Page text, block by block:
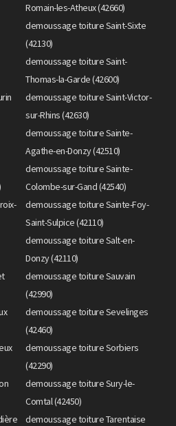
Romain-les-Atheux (42660)
demoussage toiture Saint-Sixte
(42130)
demoussage toiture Saint-
Thomas-la-Garde (42600)
demoussage toiture Saint-Victor-
sur-Rhins (42630)
demoussage toiture Sainte-
Agathe-en-Donzy (42510)
demoussage toiture Sainte-
Colombe-sur-Gand (42540)
demoussage toiture Sainte-Foy-
Saint-Sulpice (42110)
demoussage toiture Salt-en-
Donzy (42110)
demoussage toiture Sauvain
(42990)
demoussage toiture Sevelinges
(42460)
demoussage toiture Sorbiers
(42290)
demoussage toiture Sury-le-
Comtal (42450)
demoussage toiture Tarentaise